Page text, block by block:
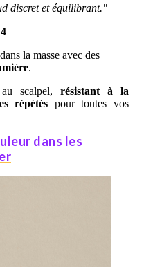
discret et équilibrant."
la masse avec des
.
scalpel, résistant à la
répétés pour toutes vos
dans les